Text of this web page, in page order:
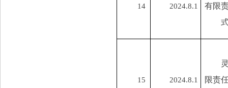
14 2024.8.1
有限
15 2024.8.1
限责